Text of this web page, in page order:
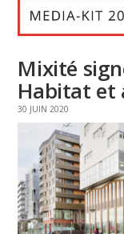
Mixité
Habitat et
30 JUIN 2020